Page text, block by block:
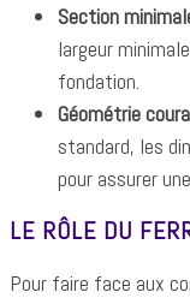
Section
largeur
fondation.
Géométrie
standard, les
pour assurer
LE RÔLE DU
Pour faire face aux